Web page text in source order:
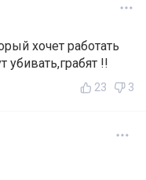
хочет работать
убивать,грабят !!
23 3